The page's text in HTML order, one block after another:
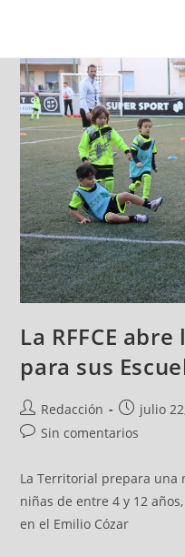
La RFFCE
para sus
Redacción julio
Sin comentarios
La Territorial prepara una
niñas de entre 4 y 12
en el Emilio Cózar